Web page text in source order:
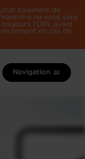
paiement de
ne vous sera
l'URL avant
en cas de
Navigation